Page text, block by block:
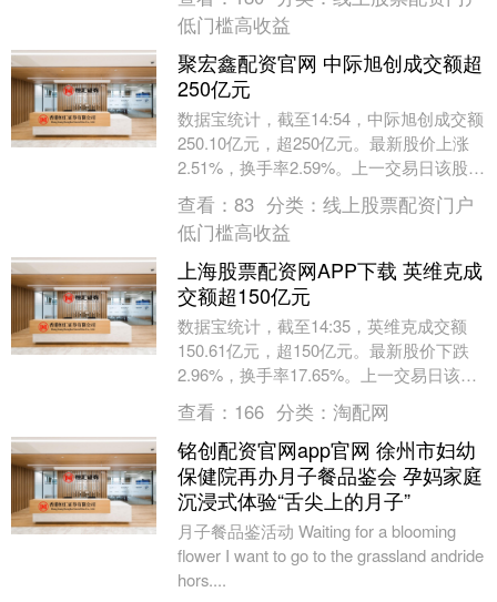
着....
低门槛高收益
聚宏鑫配资官网 中际旭创成交额超
250亿元
数据宝统计，截至14:54，中际旭创成交额
250.10亿元，超250亿元。最新股价上涨
2.51%，换手率2.59%。上一交易日该股全
天成交额为214.34亿元。....
查看： 83 分类： 线上股票配资门户
低门槛高收益
上海股票配资网APP下载 英维克成
交额超150亿元
数据宝统计，截至14:35，英维克成交额
150.61亿元，超150亿元。最新股价下跌
2.96%，换手率17.65%。上一交易日该股
全天成交额为6.52亿元。（数....
查看： 166 分类： 淘配网
铭创配资官网app官网 徐州市妇幼
保健院再办月子餐品鉴会 孕妈家庭
沉浸式体验“舌尖上的月子”
月子餐品鉴活动 Waiting for a blooming
flower I want to go to the grassland andride
hors....